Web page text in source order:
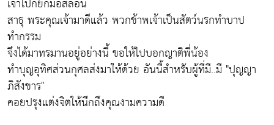
สาธุ พระคุณเจ้ามาดีแล้ว พวกข้าพเจ้าเป็นสัตว์นรกทำบาป
ทำกรรม
จึงได้มาทรมานอยู่อย่างนี้ ขอให้ไปบอกญาติพี่น้อง
ทำบุญอุทิศส่วนกุศลส่งมาให้ด้วย อันนี้สำหรับผู้ที่มี..มี "ปุญญา
ภิสังขาร"
คอยปรุงแต่งจิตให้นึกถึงคุณงามความดี